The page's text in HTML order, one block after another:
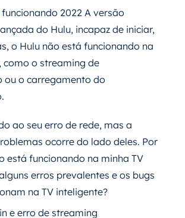
2022 A versão
do Hulu, incapaz de iniciar,
o Hulu não está funcionando na
como o streaming de
ou o carregamento do
ao seu erro de rede, mas a
ocorre do lado deles. Por
está funcionando na minha TV
erros prevalentes e os bugs
na TV inteligente?
e erro de streaming